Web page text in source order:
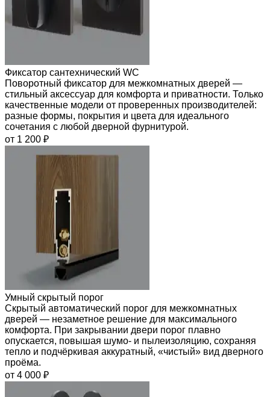
Фиксатор сантехнический WC
Поворотный фиксатор для межкомнатных дверей —
стильный аксессуар для комфорта и приватности. Только
качественные модели от проверенных производителей:
разные формы, покрытия и цвета для идеального
сочетания с любой дверной фурнитурой.
от 1 200 ₽
Умный скрытый порог
Скрытый автоматический порог для межкомнатных
дверей — незаметное решение для максимального
комфорта. При закрывании двери порог плавно
опускается, повышая шумо- и пылеизоляцию, сохраняя
тепло и подчёркивая аккуратный, «чистый» вид дверного
проёма.
от 4 000 ₽